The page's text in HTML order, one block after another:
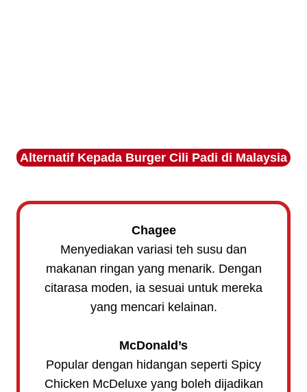
Alternatif Kepada Burger Cili Padi di Malaysia
Chagee
Menyediakan variasi teh susu dan
makanan ringan yang menarik. Dengan
citarasa moden, ia sesuai untuk mereka
yang mencari kelainan.
McDonald’s
Popular dengan hidangan seperti Spicy
Chicken McDeluxe yang boleh dijadikan